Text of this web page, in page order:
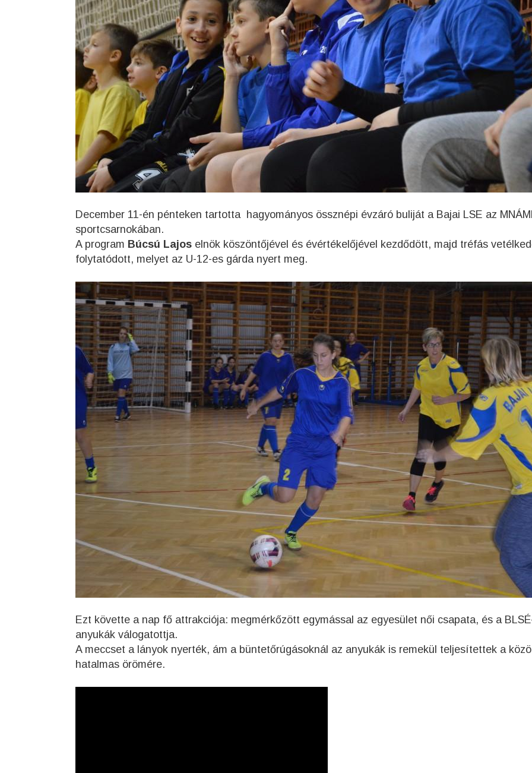
December 11-én pénteken tartotta hagyományos össznépi évzáró buliját a Bajai LSE az
sportcsarnokában.
A program Búcsú Lajos elnök köszöntőjével és évértékelőjével kezdődött, majd tréfás
folytatódott, melyet az U-12-es gárda nyert meg.
Ezt követte a nap fő attrakciója: megmérkőzött egymással az egyesület női csapata, és a
anyukák válogatottja.
A meccset a lányok nyerték, ám a büntetőrúgásoknál az anyukák is remekül teljesítettek a
hatalmas örömére.